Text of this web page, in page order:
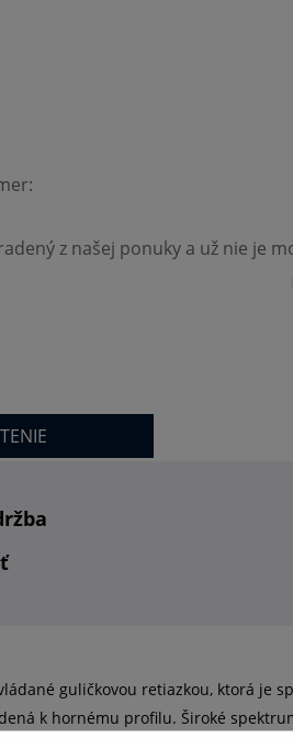
z našej ponuky a už nie je
guličkovou retiazkou, ktorá je
k hornému profilu. Široké